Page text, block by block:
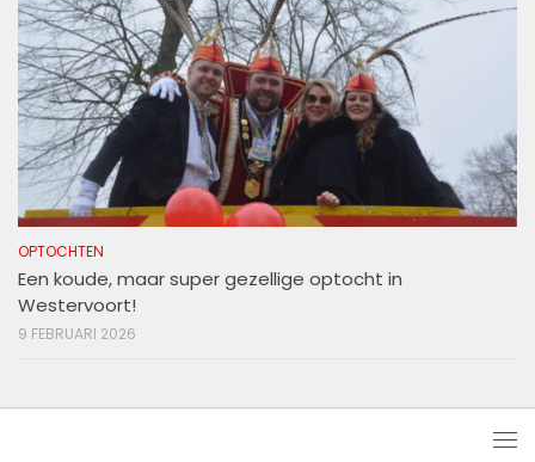
OPTOCHTEN
Een koude, maar super gezellige optocht in
Westervoort!
9 FEBRUARI 2026